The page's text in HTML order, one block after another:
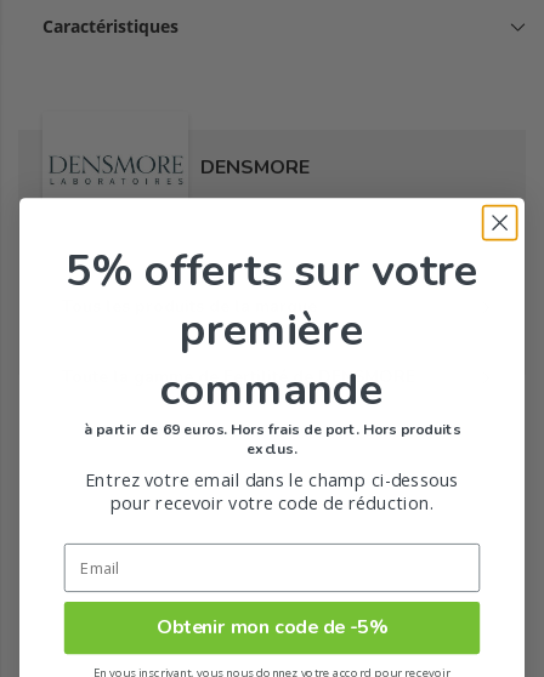
Caractéristiques
DENSMORE
Tous les produits de la marque
Toute la gamme de Fertilité de DENSMORE
5% offerts sur votre
première
commande
à partir de 69 euros. Hors frais de port. Hors produits
exclus.
Entrez votre email dans le champ ci-dessous
pour recevoir votre code de réduction.
Obtenir mon code de -5%
En vous inscrivant, vous nous donnez votre accord pour recevoir